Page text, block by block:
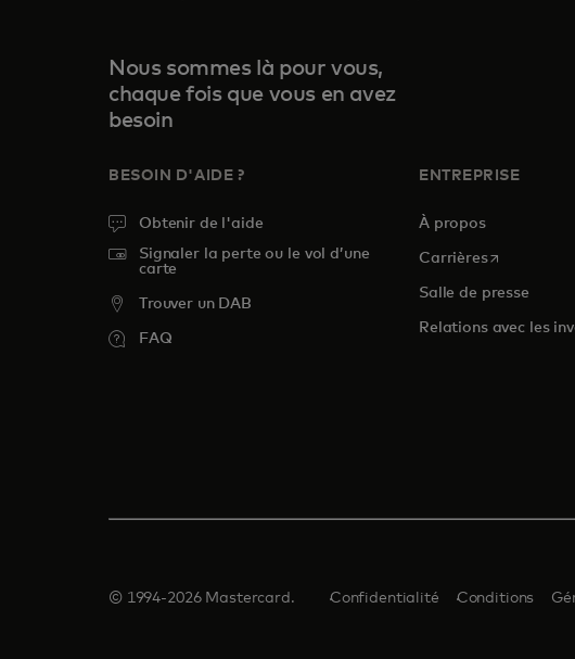
Nous sommes là pour vous,
chaque fois que vous en avez
besoin
BESOIN D'AIDE ?
Obtenir de l'aide
Signaler la perte ou le vol d’une
carte
Trouver un DAB
FAQ
ENTREPRISE
À propos
Carrièress’ouvre
Salle de presse
Relations avec les
© 1994-2026 Mastercard. Confidentialité Conditions